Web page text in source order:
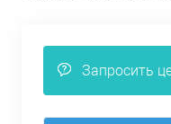
Запросить